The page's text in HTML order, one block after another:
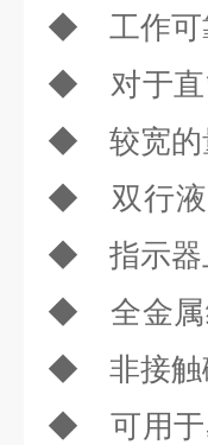
◆ 工作可
◆ 对
◆ 较宽的
◆ 双行
◆ 指示器
◆ 全金属
◆ 非接触
◆ 可